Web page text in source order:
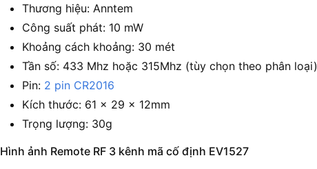
Thương hiệu: Anntem
Công suất phát: 10 mW
Khoảng cách khoảng: 30 mét
Tần số: 433 Mhz hoặc 315Mhz (tùy chọn theo phân loại)
Pin: 2 pin CR2016
Kích thước: 61 x 29 x 12mm
Trọng lượng: 30g
Hình ảnh Remote RF 3 kênh mã cố định EV1527